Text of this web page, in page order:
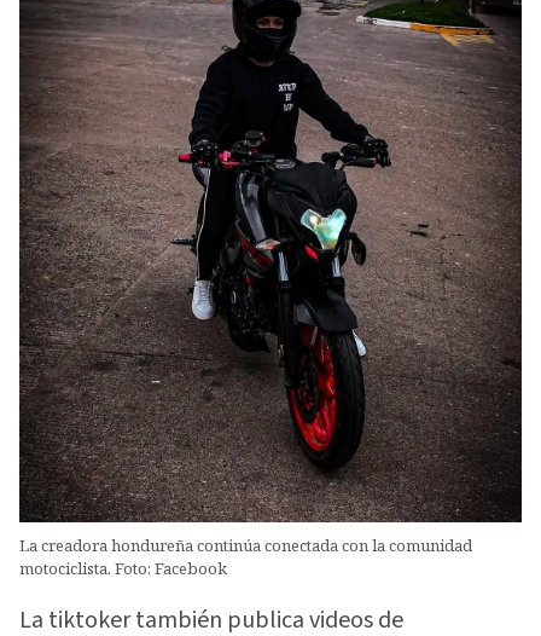
La creadora hondureña continúa conectada con la comunidad
motociclista. Foto: Facebook
La tiktoker también publica videos de